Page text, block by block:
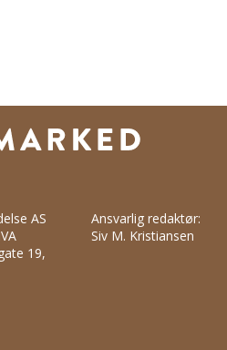
AS
19,
Ansvarlig redaktør:
Siv M. Kristiansen